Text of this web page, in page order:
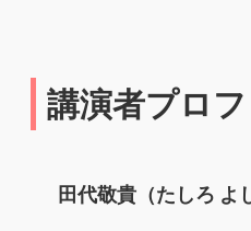
講演者プロ
田代敬貴（たしろ よ